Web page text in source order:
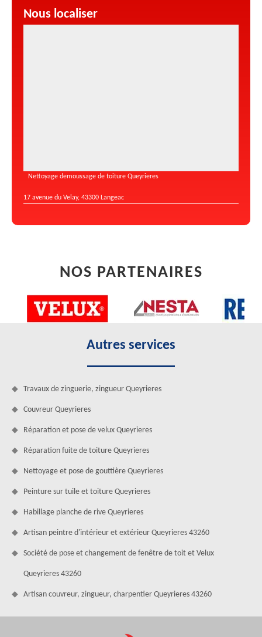
Nous localiser
Nettoyage demoussage de toiture Queyrieres
17 avenue du Velay, 43300 Langeac
NOS PARTENAIRES
Autres services
Travaux de zinguerie, zingueur Queyrieres
Couvreur Queyrieres
Réparation et pose de velux Queyrieres
Réparation fuite de toiture Queyrieres
Nettoyage et pose de gouttière Queyrieres
Peinture sur tuile et toiture Queyrieres
Habillage planche de rive Queyrieres
Artisan peintre d'intérieur et extérieur Queyrieres 43260
Société de pose et changement de fenêtre de toit et Velux
Queyrieres 43260
Artisan couvreur, zingueur, charpentier Queyrieres 43260